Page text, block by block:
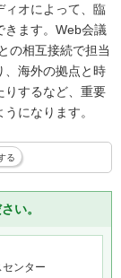
ィオによって、臨
きます。Web会議
の相互接続で担当
、海外の拠点と時
りするなど、重要
になります。
る
い。
ンター